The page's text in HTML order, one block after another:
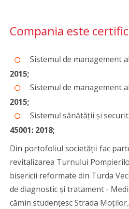
Compania este
Sistemul de management
2015;
Sistemul de management
2015;
Sistemul sănătății și
45001: 2018;
Din portofoliul societății fac
revitalizarea Turnului
bisericii reformate din Turda
de diagnostic și tratament -
cămin studențesc Strada Moților,